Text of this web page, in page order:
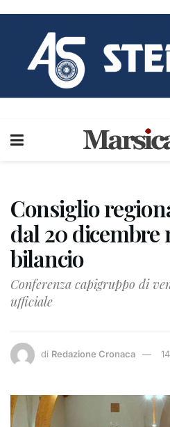
Consiglio
dal 20
bilancio
Conferenza capigruppo di
ufficiale
di Redazione Cronaca